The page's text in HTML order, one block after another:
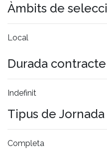
Àmbits de
Local
Durada contracte
Indefinit
Tipus de Jornada
Completa